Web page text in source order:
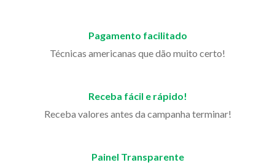
Pagamento facilitado
Técnicas americanas que dão muito certo!
Receba fácil e rápido!
Receba valores antes da campanha terminar!
Painel Transparente